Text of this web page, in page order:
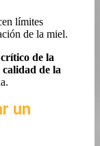
límites
de la miel.
de la
de la
un